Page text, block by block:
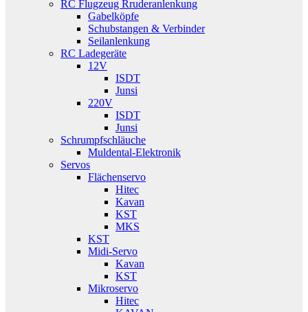
RC Flugzeug Rruderanlenkung
Gabelköpfe
Schubstangen & Verbinder
Seilanlenkung
RC Ladegeräte
12V
ISDT
Junsi
220V
ISDT
Junsi
Schrumpfschläuche
Muldental-Elektronik
Servos
Flächenservo
Hitec
Kavan
KST
MKS
KST
Midi-Servo
Kavan
KST
Mikroservo
Hitec